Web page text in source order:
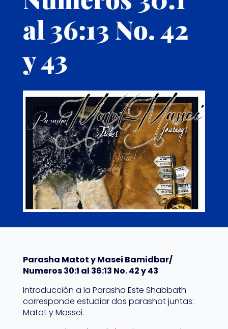
al 36:13 No. 42
y 43
Parasha Matot y Masei Bamidbar/
Numeros 30:1 al 36:13 No. 42 y 43
Introducción a la Parasha Este Shabbath
corresponde estudiar dos parashot juntas:
Matot y Massei.